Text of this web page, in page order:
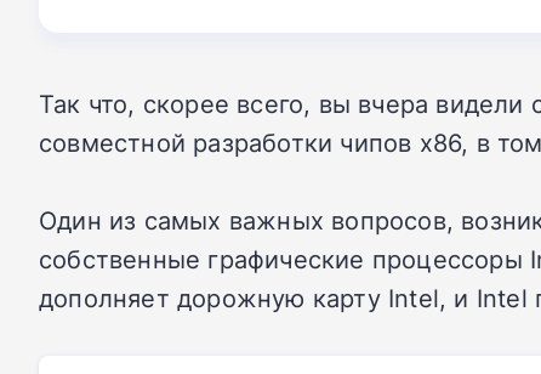
Так что, скорее всего, вы вчера
совместной разработки чипов x86, в
Один из самых важных вопросов,
собственные графические процессоры
дополняет дорожную карту Intel, и Intel